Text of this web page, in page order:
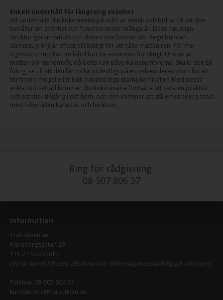
Enkelt underhåll för långvarig skönhet
Att underhålla din kokosmatta på mått är enkelt och bidrar till att den
behåller sin skönhet och funktion under många år. Dess naturliga
struktur gör att smuts och damm inte fastnar lätt. Regelbunden
dammsugning är oftast tillräckligt för att hålla mattan ren. För mer
ingrodd smuts kan en hård borste användas försiktigt. Undvik att
mattan blir genomvåt, då detta kan påverka naturfibrerna. Skulle den bli
fuktig, se till att den får torka ordentligt på en välventilerad plats för att
förhindra mögel eller lukt. Använd inga starka kemikalier. Med dessa
enkla skötselråd kommer din kokosmatta fortsätta att vara en praktisk
och estetisk tillgång i ditt hem, och den kommer att stå emot tidens tand
med bibehållen karaktär och funktion.
Ring för rådgivning
08-507 806 37
Information
Träbutiken.se
Klarabergsgatan 29
111 21 Stockholm
(Varor kan ej hämtes; det finns inte heller någon utställning på adressen)
Telefon: 08-507 806 37
kundservice@trabutiken.se